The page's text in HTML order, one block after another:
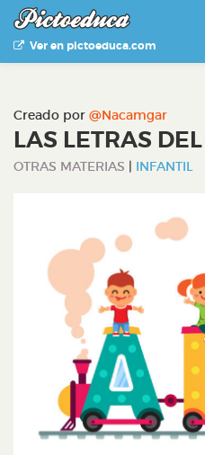
Ver en pictoeduca.com
Creado por @Nacamgar
LAS LETRAS
OTRAS MATERIAS | INFANTIL